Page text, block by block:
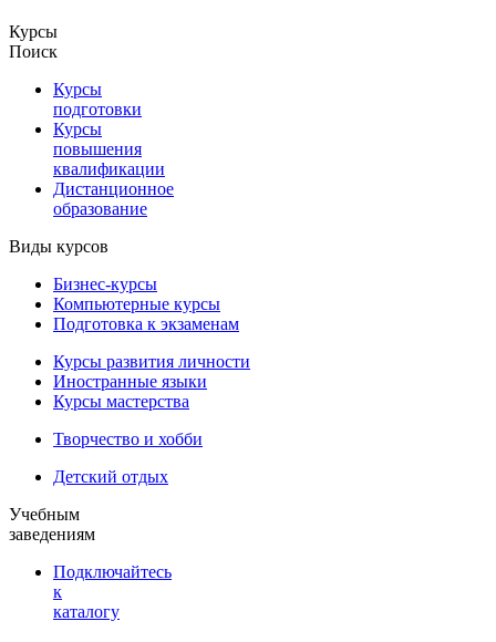
Курсы
Поиск
Курсы
подготовки
Курсы
повышения
квалификации
Дистанционное
образование
Виды курсов
Бизнес-курсы
Компьютерные курсы
Подготовка к экзаменам
Курсы развития личности
Иностранные языки
Курсы мастерства
Творчество и хобби
Детский отдых
Учебным
заведениям
Подключайтесь
к
каталогу